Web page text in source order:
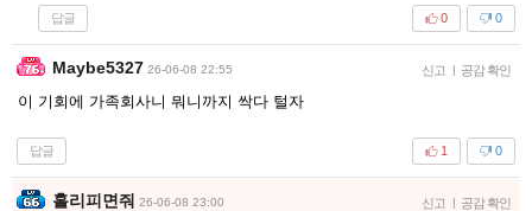
답글 0
0
Maybe5327 26-06-08 22:55 신고 | 공감 확인
이 기회에 가족회사니 뭐니까지 싹다 털자
답글 0
1
홀리피면줘 26-06-08 23:00 신고 | 공감 확인